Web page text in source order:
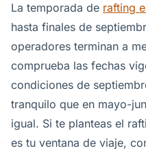
La temporada de rafting
hasta finales de
operadores terminan a
comprueba las fechas
condiciones de
tranquilo que en mayo-
igual. Si te planteas el
es tu ventana de viaje,